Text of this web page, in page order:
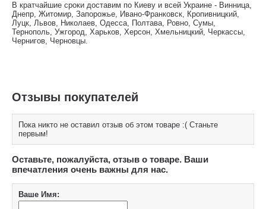
В кратчайшие сроки доставим по Киеву и всей Украине - Винница,
Днепр, Житомир, Запорожье, Ивано-Франковск, Кропивницкий,
Луцк, Львов, Николаев, Одесса, Полтава, Ровно, Сумы,
Тернополь, Ужгород, Харьков, Херсон, Хмельницкий, Черкассы,
Чернигов, Черновцы.
Отзывы покупателей
Пока никто не оставил отзыв об этом товаре :( Станьте
первым!
Оставьте, пожалуйста, отзыв о товаре. Ваши
впечатления очень важны для нас.
Ваше Имя: